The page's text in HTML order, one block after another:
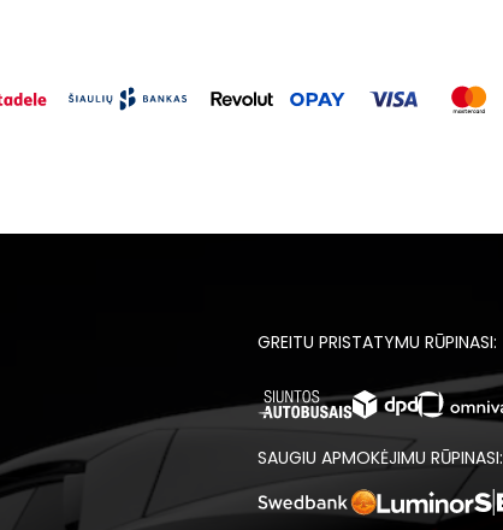
GREITU PRISTATYMU RŪPINASI:
SAUGIU APMOKĖJIMU RŪPINASI: